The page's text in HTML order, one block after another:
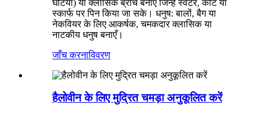
घंटियाँ) या क्लासिक ब्रोच बनाएँ जिन्हें स्वेटर, कोट या
स्कार्फ पर पिन किया जा सके। धनुष: बालों, बैग या
नेकवियर के लिए आकर्षक, चमकदार क्लासिक या
नाटकीय धनुष बनाएँ।
जाँच करनाविवरण
हैलोवीन के लिए मुद्रित चमड़ा अनुकूलित करें